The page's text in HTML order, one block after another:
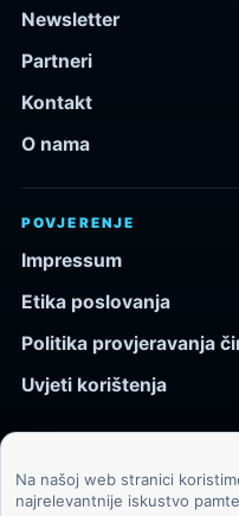
Newsletter
Partneri
Kontakt
O nama
POVJERENJE
Impressum
Etika poslovanja
Politika provjeravanja
Uvjeti korištenja
© 2026
Na našoj web stranici
najrelevantnije iskustvo